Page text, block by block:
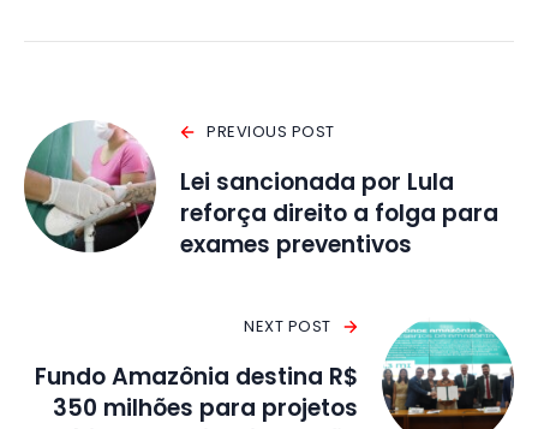
PREVIOUS POST
Lei sancionada por Lula
reforça direito a folga para
exames preventivos
NEXT POST
Fundo Amazônia destina R$
350 milhões para projetos